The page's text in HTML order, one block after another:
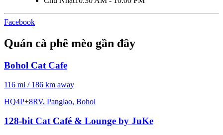
Facebook
Quán cà phê mèo gần đây
Bohol Cat Cafe
116 mi / 186 km away
HQ4P+8RV, Panglao, Bohol
128-bit Cat Café & Lounge by JuKe